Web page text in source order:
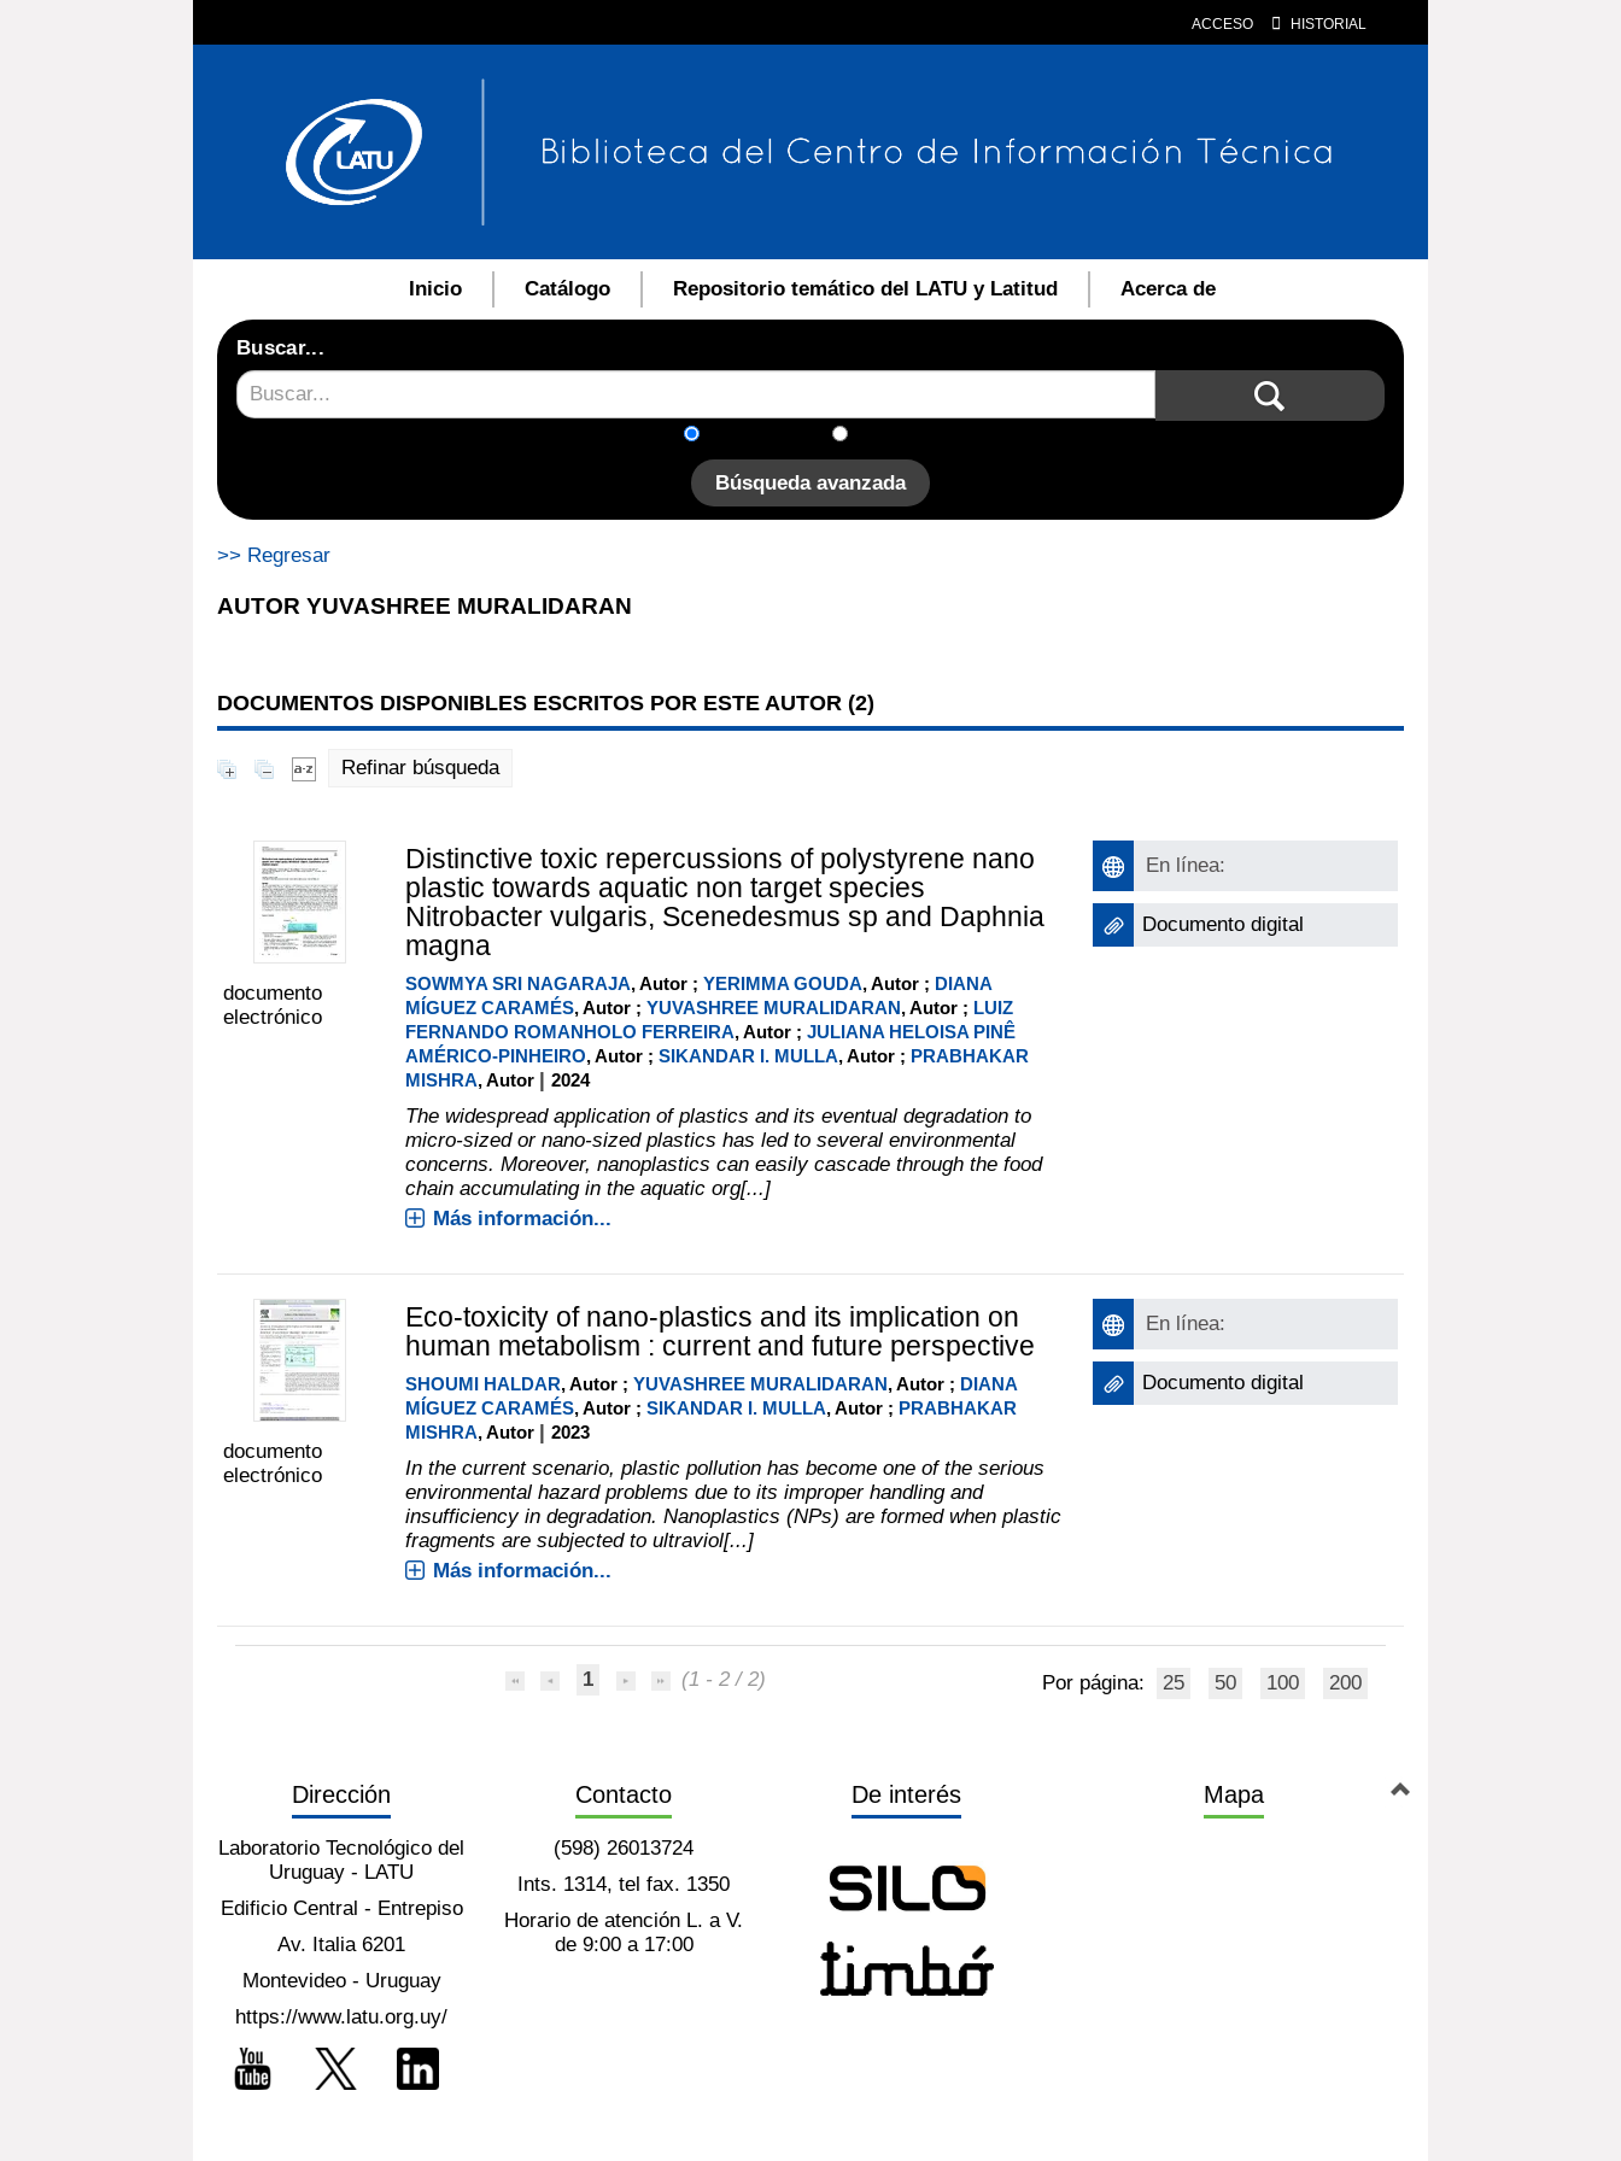
ACCESO HISTORIAL
Inicio Catálogo Repositorio temático del LATU y Latitud Acerca de
Buscar...
Búsqueda avanzada
>> Regresar
AUTOR YUVASHREE MURALIDARAN
DOCUMENTOS DISPONIBLES ESCRITOS POR ESTE AUTOR (2)
Refinar búsqueda
documento
electrónico
Distinctive toxic repercussions of polystyrene nano
plastic towards aquatic non target species
Nitrobacter vulgaris, Scenedesmus sp and Daphnia
magna
SOWMYA SRI NAGARAJA, Autor ; YERIMMA GOUDA, Autor ; DIANA
MÍGUEZ CARAMÉS, Autor ; YUVASHREE MURALIDARAN, Autor ; LUIZ
FERNANDO ROMANHOLO FERREIRA, Autor ; JULIANA HELOISA PINÊ
AMÉRICO-PINHEIRO, Autor ; SIKANDAR I. MULLA, Autor ; PRABHAKAR
MISHRA, Autor | 2024
The widespread application of plastics and its eventual degradation to
micro-sized or nano-sized plastics has led to several environmental
concerns. Moreover, nanoplastics can easily cascade through the food
chain accumulating in the aquatic org[...]
Más información...
En línea:
Documento digital
documento
electrónico
Eco-toxicity of nano-plastics and its implication on
human metabolism : current and future perspective
SHOUMI HALDAR, Autor ; YUVASHREE MURALIDARAN, Autor ; DIANA
MÍGUEZ CARAMÉS, Autor ; SIKANDAR I. MULLA, Autor ; PRABHAKAR
MISHRA, Autor | 2023
In the current scenario, plastic pollution has become one of the serious
environmental hazard problems due to its improper handling and
insufficiency in degradation. Nanoplastics (NPs) are formed when plastic
fragments are subjected to ultraviol[...]
Más información...
En línea:
Documento digital
1 (1 - 2 / 2) Por página: 25 50 100 200
Dirección
Laboratorio Tecnológico del
Uruguay - LATU
Edificio Central - Entrepiso
Av. Italia 6201
Montevideo - Uruguay
https://www.latu.org.uy/
Contacto
(598) 26013724
Ints. 1314, tel fax. 1350
Horario de atención L. a V.
de 9:00 a 17:00
De interés Mapa